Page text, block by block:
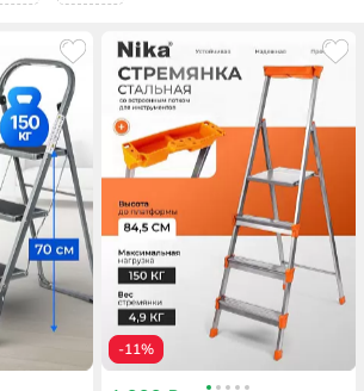
-11%